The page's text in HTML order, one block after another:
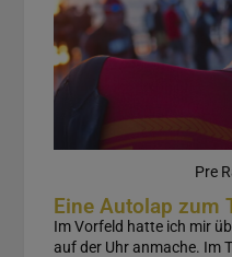
Pre
Eine Autolap zum
Im Vorfeld hatte ich mir
auf der Uhr anmache. Im